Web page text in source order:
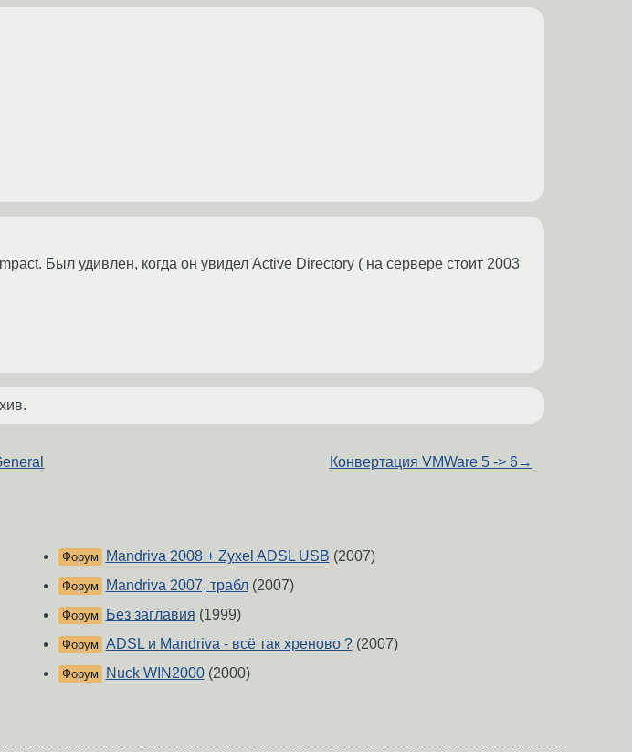
Был удивлен, когда он увидел Active Directory ( на сервере стоит 2003
Конвертация VMWare 5 -> 6→
Форум Mandriva 2008 + Zyxel ADSL USB (2007)
Форум Mandriva 2007, трабл(2007)
Форум Без заглавия (1999)
Форум ADSL и Mandriva - всё так хреново ?(2007)
Форум Nuck WIN2000(2000)